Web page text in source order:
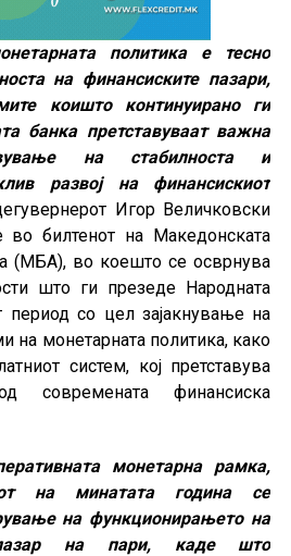
политика е тесно
на финансиските пазари,
коишто континуирано ги
банка претставуваат важна
на стабилноста и
развој на финансискиот
Игор Величковски
билтенот на Македонската
(МБА), во коешто се осврнува
што ги презеде Народната
период со цел зајакнување на
на монетарната политика, како
систем, кој претставува
современата финансиска
монетарна рамка,
на минатата година се
на функционирањето на
пазар на пари, каде што